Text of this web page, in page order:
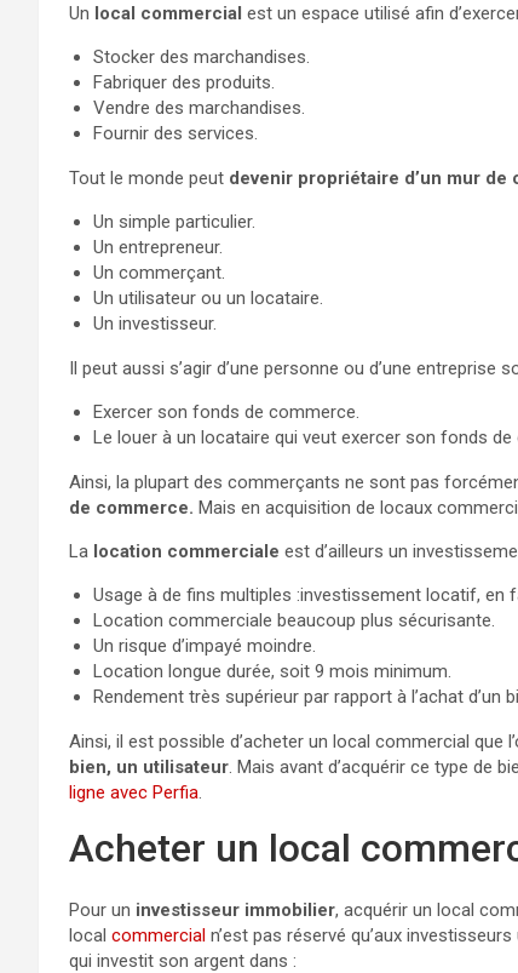
Un local commercial est un espace utilisé afin
Stocker des marchandises.
Fabriquer des produits.
Vendre des marchandises.
Fournir des services.
Tout le monde peut devenir propriétaire d’un mur de
Un simple particulier.
Un entrepreneur.
Un commerçant.
Un utilisateur ou un locataire.
Un investisseur.
Il peut aussi s’agir d’une personne ou d’une entreprise
Exercer son fonds de commerce.
Le louer à un locataire qui veut exercer son fonds de
Ainsi, la plupart des commerçants ne sont pas
de commerce. Mais en acquisition de locaux
La location commerciale est d’ailleurs un
Usage à de fins multiples :investissement locatif,
Location commerciale beaucoup plus sécurisante.
Un risque d’impayé moindre.
Location longue durée, soit 9 mois minimum.
Rendement très supérieur par rapport à l’achat d’un
Ainsi, il est possible d’acheter un local commercial que
bien, un utilisateur. Mais avant d’acquérir ce type de
ligne avec Perfia.
Acheter un local
Pour un investisseur immobilier, acquérir un local
local commercial n’est pas réservé qu’aux investisseurs
qui investit son argent dans :